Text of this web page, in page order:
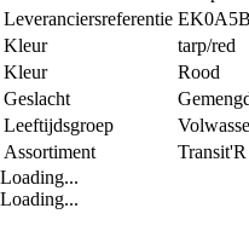
Leveranciersreferentie
Kleur
tarp/red
Kleur
Rood
Geslacht
Leeftijdsgroep
Assortiment
Transit'R
Loading...
Loading...